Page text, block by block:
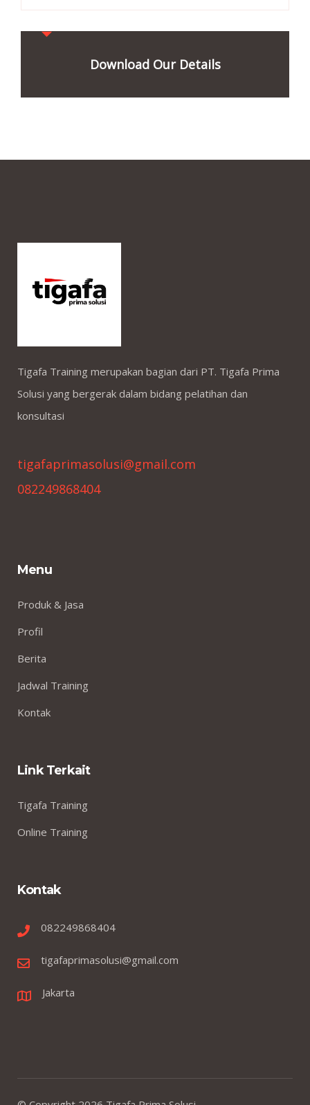
Download Our Details
Tigafa Training merupakan bagian dari PT. Tigafa Prima
Solusi yang bergerak dalam bidang pelatihan dan
konsultasi
tigafaprimasolusi@gmail.com
082249868404
Menu
Produk & Jasa
Profil
Berita
Jadwal Training
Kontak
Link Terkait
Tigafa Training
Online Training
Kontak
082249868404
tigafaprimasolusi@gmail.com
Jakarta